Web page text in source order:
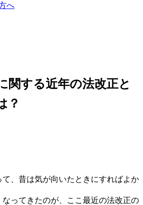
へ
関する近年の法改正と
？
て、昔は気が向いたときにすればよか
ってきたのが、ここ最近の法改正の